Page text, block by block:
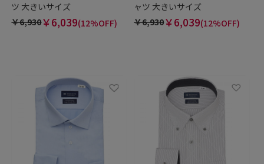
ツ 大きいサイズ
￥6,930￥6,039(12%OFF)
ャツ 大きいサイズ
￥6,930￥6,039(12%OFF)